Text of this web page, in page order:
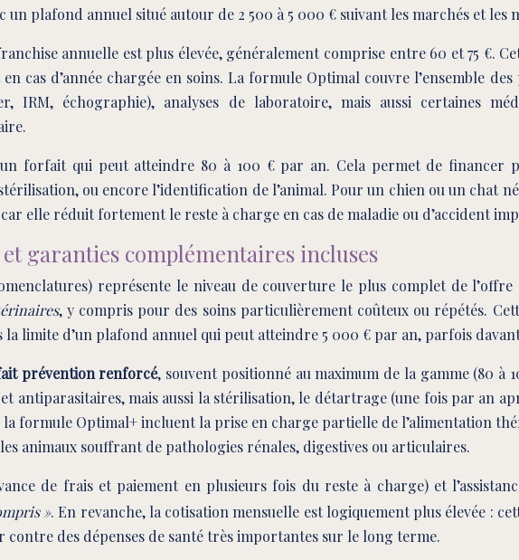
plafond annuel situé autour de 2 500 à 5 000 € suivant les marchés et les
annuelle est plus élevée, généralement comprise entre 60 et 75 €.
cas d’année chargée en soins. La formule Optimal couvre l’ensemble des
IRM, échographie), analyses de laboratoire, mais aussi certaines
forfait qui peut atteindre 80 à 100 € par an. Cela permet de financer
ou encore l’identification de l’animal. Pour un chien ou un chat
elle réduit fortement le reste à charge en cas de maladie ou d’accident
garanties complémentaires incluses
représente le niveau de couverture le plus complet de l’offre
, y compris pour des soins particulièrement coûteux ou répétés.
la limite d’un plafond annuel qui peut atteindre 5 000 € par an, parfois
prévention renforcé, souvent positionné au maximum de la gamme (80
antiparasitaires, mais aussi la stérilisation, le détartrage (une fois par an
formule Optimal+ incluent la prise en charge partielle de l’alimentation
animaux souffrant de pathologies rénales, digestives ou articulaires.
de frais et paiement en plusieurs fois du reste à charge) et
». En revanche, la cotisation mensuelle est logiquement plus élevée :
des dépenses de santé très importantes sur le long terme.